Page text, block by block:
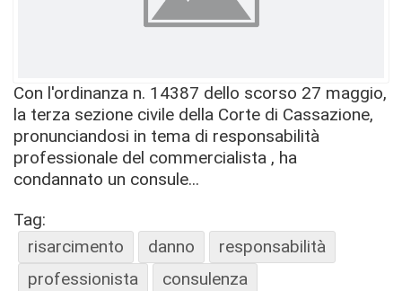
Con l'ordinanza n. 14387 dello scorso 27 maggio,
la terza sezione civile della Corte di Cassazione,
pronunciandosi in tema di responsabilità
professionale del commercialista , ha
condannato un consule...
Tag:
risarcimento
danno
responsabilità
professionista
consulenza